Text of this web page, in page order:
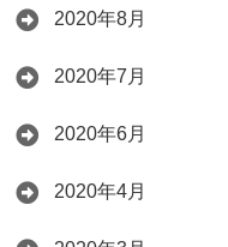
2020年8月
2020年7月
2020年6月
2020年4月